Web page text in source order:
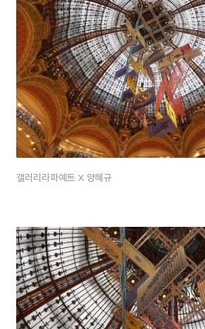
갤러리라파예트 X 양혜규